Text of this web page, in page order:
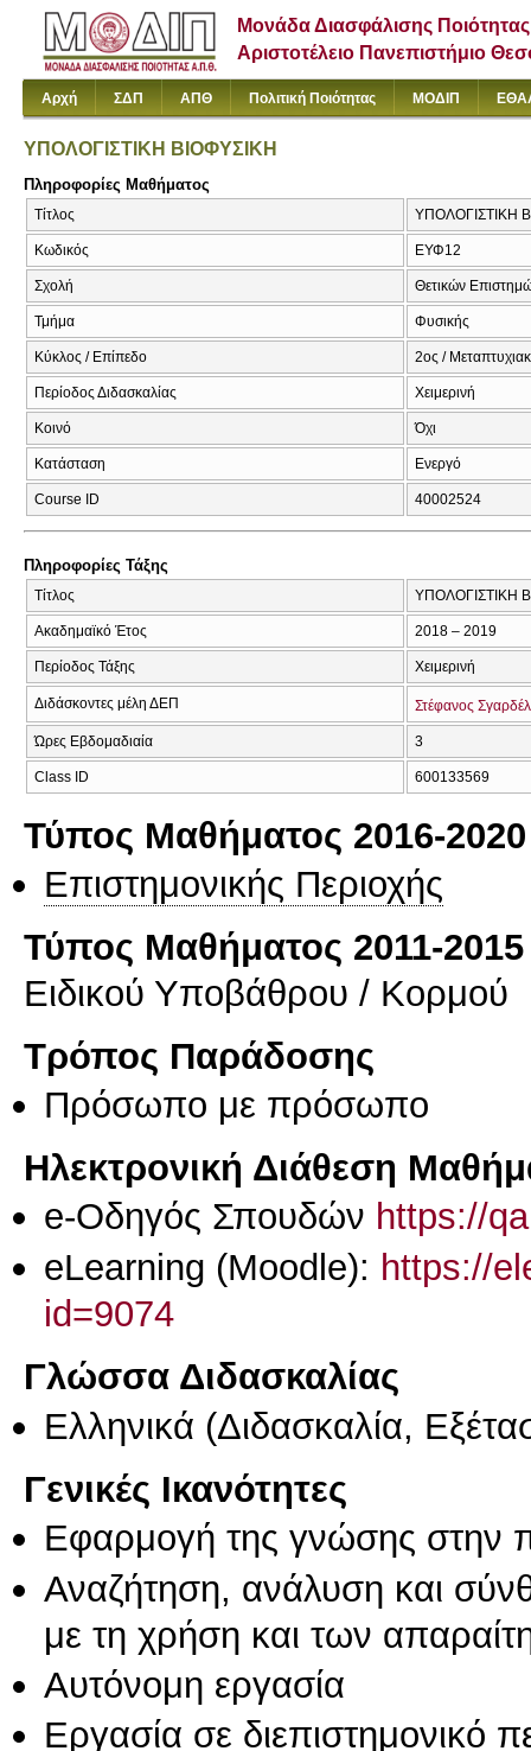
Μονάδα Διασφάλισης Ποιότητας
Αριστοτέλειο Πανεπιστήμιο
Αρχή ΣΔΠ ΑΠΘ Πολιτική Ποιότητας ΜΟΔΙΠ
ΥΠΟΛΟΓΙΣΤΙΚΗ ΒΙΟΦΥΣΙΚΗ
Πληροφορίες Μαθήματος
Τίτλος ΥΠΟΛΟΓΙΣΤΙΚΗ
Κωδικός ΕΥΦ12
Σχολή Θετικών
Τμήμα Φυσικής
Κύκλος / Επίπεδο 2ος /
Περίοδος Διδασκαλίας Χειμερινή
Κοινό Όχι
Κατάσταση Ενεργό
Course ID 40002524
Πληροφορίες Τάξης
Τίτλος ΥΠΟΛΟΓΙΣΤΙΚΗ
Ακαδημαϊκό Έτος 2018 – 2019
Περίοδος Τάξης Χειμερινή
Διδάσκοντες μέλη ΔΕΠ Στέφανος
Ώρες Εβδομαδιαία 3
Class ID 600133569
Τύπος Μαθήματος 2016-2020
Επιστημονικής Περιοχής
Τύπος Μαθήματος 2011-2015
Ειδικού Υποβάθρου / Κορμού
Τρόπος Παράδοσης
Πρόσωπο με πρόσωπο
Ηλεκτρονική Διάθεση
e-Οδηγός Σπουδών https://
eLearning (Moodle): https://
id=9074
Γλώσσα Διδασκαλίας
Ελληνικά (Διδασκαλία,
Γενικές Ικανότητες
Εφαρμογή της γνώσης στην
Αναζήτηση, ανάλυση και
με τη χρήση και των
Αυτόνομη εργασία
Εργασία σε διεπιστημονικό